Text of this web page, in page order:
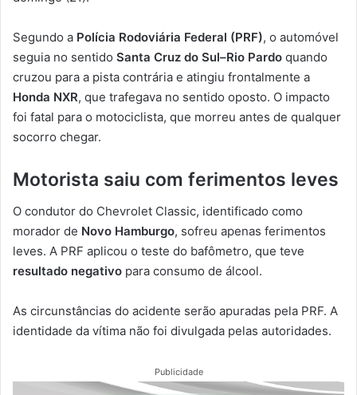
Segundo a Polícia Rodoviária Federal (PRF), o automóvel
seguia no sentido Santa Cruz do Sul–Rio Pardo quando
cruzou para a pista contrária e atingiu frontalmente a
Honda NXR, que trafegava no sentido oposto. O impacto
foi fatal para o motociclista, que morreu antes de qualquer
socorro chegar.
Motorista saiu com ferimentos leves
O condutor do Chevrolet Classic, identificado como
morador de Novo Hamburgo, sofreu apenas ferimentos
leves. A PRF aplicou o teste do bafômetro, que teve
resultado negativo para consumo de álcool.
As circunstâncias do acidente serão apuradas pela PRF. A
identidade da vítima não foi divulgada pelas autoridades.
Publicidade